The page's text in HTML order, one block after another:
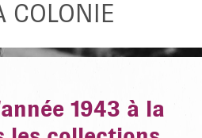
COLONIE
1943 à la